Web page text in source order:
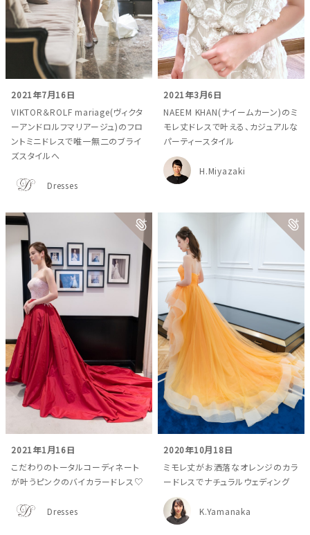
2021年7月16日
VIKTOR＆ROLF mariage(ヴィクタ
ーアンドロルフマリアージュ)のフロ
ントミニドレスで唯一無二のブライ
ズスタイルへ
Dresses
2021年3月6日
NAEEM KHAN(ナイームカーン)のミ
モレ丈ドレスで叶える、カジュアルな
パーティースタイル
H.Miyazaki
2021年1月16日
こだわりのトータルコーディネート
が叶うピンクのバイカラードレス♡
Dresses
2020年10月18日
ミモレ丈がお洒落なオレンジのカラ
ードレスでナチュラルウェディング
K.Yamanaka